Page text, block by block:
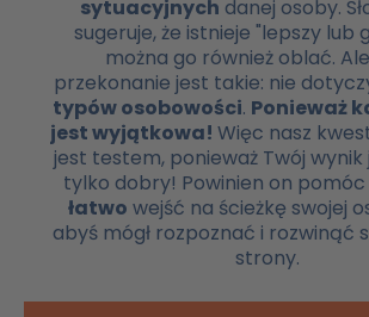
sytuacyjnych danej osoby.
sugeruje, że istnieje "lepszy lub
można go również oblać.
przekonanie jest takie: nie
typów osobowości. Ponieważ
jest wyjątkowa! Więc nasz
jest testem, ponieważ Twój wynik
tylko dobry! Powinien on pomóc
łatwo wejść na ścieżkę swojej
abyś mógł rozpoznać i rozwinąć
strony.